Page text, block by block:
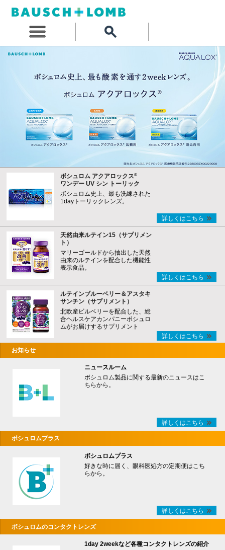
ボシュロム アクアロックス®
ワンデー UV シン トーリック
ボシュロム史上、最も洗練された
1dayトーリックレンズ。
詳しくはこちら
天然由来ルテイン15（サプリメン
ト）
マリーゴールドから抽出した天然
由来のルテインを配合した機能性
表示食品。
詳しくはこちら
ルテインブルーベリー＆アスタキ
サンチン（サプリメント）
北欧産ビルベリーを配合した、総
合ヘルスケアカンパニーボシュロ
ムがお届けするサプリメント
詳しくはこちら
お知らせ
ニュースルーム
ボシュロム製品に関する最新のニュースはこ
ちらから。
詳しくはこちら
ボシュロムプラス
ボシュロムプラス
好きな時に届く、眼科医処方の定期便はこち
らから。
詳しくはこちら
ボシュロムのコンタクトレンズ
1day 2weekなど各種コンタクトレンズの紹介